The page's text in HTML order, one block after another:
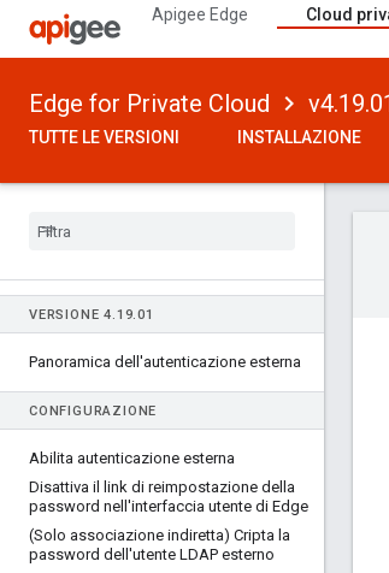
Apigee Edge Cloud
Edge for Private Cloud
TUTTE LE VERSIONI INSTALLAZIONE
VERSIONE 4.19.01
Panoramica dell'autenticazione esterna
CONFIGURAZIONE
Abilita autenticazione esterna
Disattiva il link di reimpostazione della
password nell'interfaccia utente di Edge
(Solo associazione indiretta) Cripta la
password dell'utente LDAP esterno